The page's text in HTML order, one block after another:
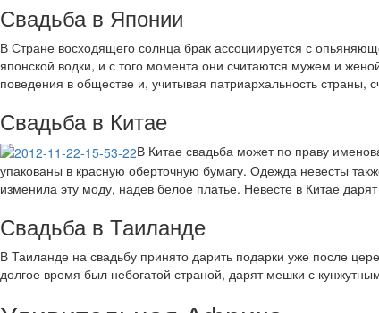
Свадьба в Японии
В Стране восходящего солнца брак ассоциируется с
японской водки, и с того момента они считаются мужем и
поведения в обществе и, учитывая патриархальность страны,
Свадьба в Китае
В Китае свадьба может по праву
упакованы в красную оберточную бумагу. Одежда невесты
изменила эту моду, надев белое платье. Невесте в Китае
Свадьба в Таиланде
В Таиланде на свадьбу принято дарить подарки уже после
долгое время был небогатой страной, дарят мешки с